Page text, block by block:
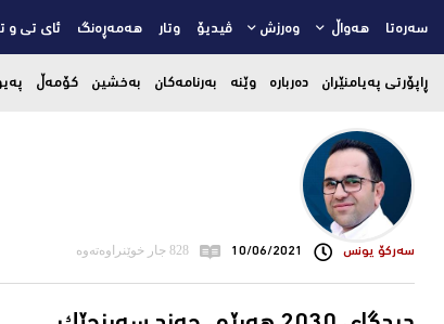
سەرەتا هەواڵ وەرزش ڤیدیۆ وتار هەمەڕەنگ ئای تی و
ڕاپۆرتی پەیامنێران دەربارە وێنە بەرنامەکان بەخشین کۆمەڵ
سه‌ركۆ یونس 10/06/2021 828 جار خوێنراوەتەوە